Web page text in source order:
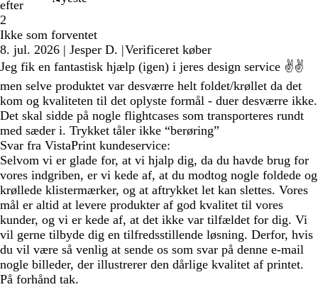
efter
2
Ikke som forventet
8. jul. 2026 | Jesper D. |Verificeret køber
Jeg fik en fantastisk hjælp (igen) i jeres design service ✌️✌️
men selve produktet var desværre helt foldet/krøllet da det
kom og kvaliteten til det oplyste formål - duer desværre ikke.
Det skal sidde på nogle flightcases som transporteres rundt
med sæder i. Trykket tåler ikke “berøring”
Svar fra VistaPrint kundeservice:
Selvom vi er glade for, at vi hjalp dig, da du havde brug for
vores indgriben, er vi kede af, at du modtog nogle foldede og
krøllede klistermærker, og at aftrykket let kan slettes. Vores
mål er altid at levere produkter af god kvalitet til vores
kunder, og vi er kede af, at det ikke var tilfældet for dig. Vi
vil gerne tilbyde dig en tilfredsstillende løsning. Derfor, hvis
du vil være så venlig at sende os som svar på denne e-mail
nogle billeder, der illustrerer den dårlige kvalitet af printet.
På forhånd tak.